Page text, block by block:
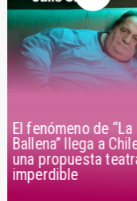
El fenómeno de “La
Ballena” llega a
una propuesta
imperdible